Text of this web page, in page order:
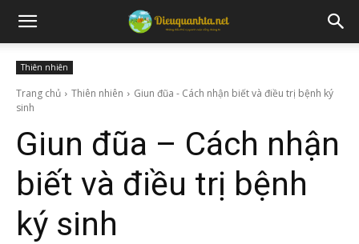
Thiên nhiên
Trang chủ Thiên nhiên
Giun đũa - Cách nhận biết và điều trị bệnh ký
sinh
Giun đũa – Cách nhận
biết và điều trị bệnh
ký sinh